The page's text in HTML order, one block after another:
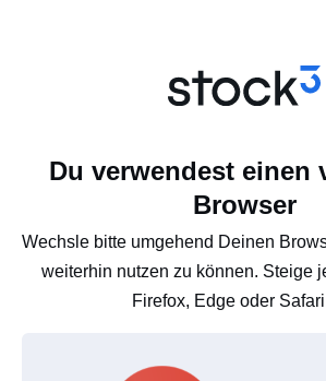
Du verwendest einen
Browser
Wechsle bitte umgehend Deinen
weiterhin nutzen zu können. Steige
Firefox, Edge oder